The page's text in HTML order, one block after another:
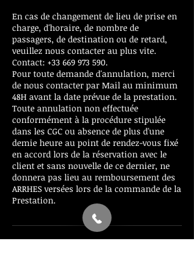
En cas de changement de lieu de prise en
charge, d'horaire, de nombre de
passagers, de destination ou de retard,
veuillez nous contacter au plus vite.
Contact: +33 669 973 590.
Pour toute demande d'annulation, merci
de nous contacter par Mail au minimum
48H avant la date prévue de la prestation.
Toute annulation non effectuée
conformément à la procédure stipulée
dans les CGC ou absence de plus d'une
demie heure au point de rendez-vous fixé
en accord lors de la réservation avec le
client et sans nouvelle de ce dernier, ne
donnera pas lieu au remboursement des
ARRHES versées lors de la commande de la
Prestation.